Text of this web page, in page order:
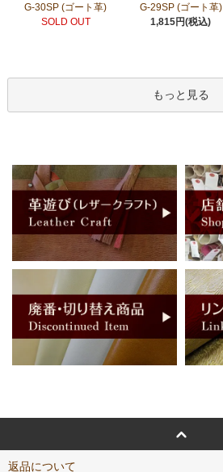
G-30SP (ゴート革)
SOLD OUT
G-29SP (ゴート革)
1,815円(税込)
もっと見る
返品について